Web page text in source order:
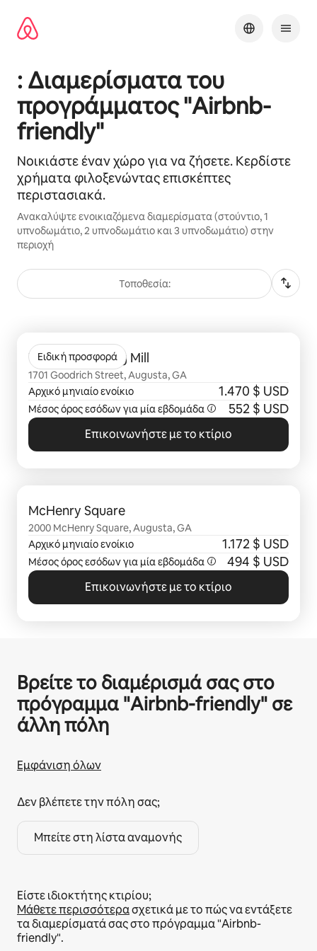
περιεχόμενο
: Διαμερίσματα του
προγράμματος "Airbnb-
friendly"
Νοικιάστε έναν χώρο για να ζήσετε. Κερδίστε
χρήματα φιλοξενώντας επισκέπτες
περιστασιακά.
Ανακαλύψτε ενοικιαζόμενα διαμερίσματα (στούντιο, 1
υπνοδωμάτιο, 2 υπνοδωμάτιο και 3 υπνοδωμάτιο) στην
περιοχή
Τοποθεσία:
Ειδική προσφορά
The Lofts at King Mill
1701 Goodrich Street, Augusta, GA
Αρχικό μηνιαίο ενοίκιο
1.470 $ USD
Μέσος όρος εσόδων για μίαεβδομάδα 552 $ USD
Επικοινωνήστε με το κτίριο
McHenry Square
2000 McHenry Square, Augusta, GA
Αρχικό μηνιαίο ενοίκιο
1.172 $ USD
Μέσος όρος εσόδων για μίαεβδομάδα 494 $ USD
Επικοινωνήστε με το κτίριο
Βρείτε το διαμέρισμά σας στο
πρόγραμμα "Airbnb-friendly" σε
άλλη πόλη
Εμφάνιση όλων
Δεν βλέπετε την πόλη σας;
Μπείτε στη λίστα αναμονής
Είστε ιδιοκτήτης κτιρίου;
Μάθετε περισσότερασχετικά με το πώς να εντάξετε
τα διαμερίσματά σας στο πρόγραμμα "Airbnb-
friendly".